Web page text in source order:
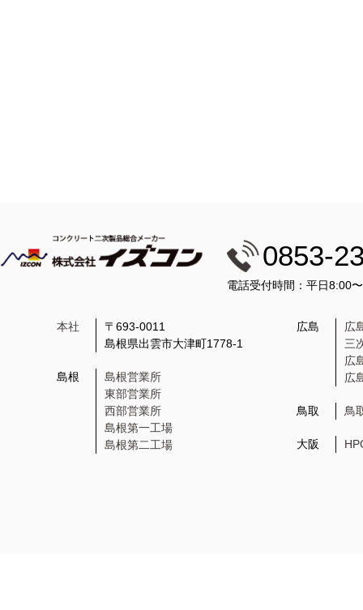
0853-
電話受付時間：平日8:00
本社
〒693-0011
島根県出雲市大津町1778-1
島根
島根営業所
東部営業所
西部営業所
島根第一工場
島根第二工場
広島
広
三
広
広
鳥取 鳥
大阪